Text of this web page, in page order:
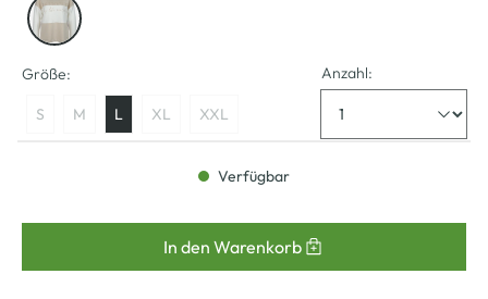
Größe:
S M L XL XXL
Anzahl:
Verfügbar
In den Warenkorb